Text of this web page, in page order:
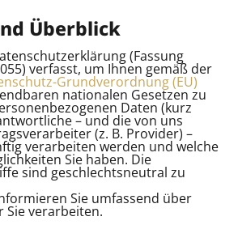
Überblick
(Fassung
verfasst, um Ihnen gemäß der
Grundverordnung (EU)
nationalen Gesetzen zu
Daten (kurz
– und die von uns
(z. B. Provider) –
verarbeiten werden und welche
Sie haben. Die
sind geschlechtsneutral zu
Sie umfassend über
Sie verarbeiten.